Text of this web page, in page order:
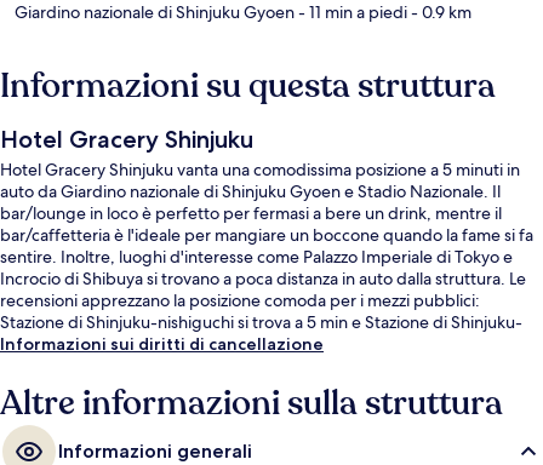
Giardino nazionale di Shinjuku Gyoen- 11 min a piedi- 0.9 km
Informazioni su questa struttura
Hotel Gracery Shinjuku
Hotel Gracery Shinjuku vanta una comodissima posizione a 5 minuti in
auto da Giardino nazionale di Shinjuku Gyoen e Stadio Nazionale. Il
bar/lounge in loco è perfetto per fermasi a bere un drink, mentre il
bar/caffetteria è l'ideale per mangiare un boccone quando la fame si fa
sentire. Inoltre, luoghi d'interesse come Palazzo Imperiale di Tokyo e
Incrocio di Shibuya si trovano a poca distanza in auto dalla struttura. Le
recensioni apprezzano la posizione comoda per i mezzi pubblici:
Stazione di Shinjuku-nishiguchi si trova a 5 min e Stazione di Shinjuku-
sanchōme a 7 min.
Informazioni sui diritti di cancellazione
Altre informazioni sulla struttura
Informazioni generali